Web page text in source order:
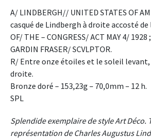
A/ LINDBERGH// UNITED STATES OF
casqué de Lindbergh à droite accosté de
OF/ THE – CONGRESS/ ACT MAY 4/
GARDIN FRASER/ SCVLPTOR.
R/ Entre onze étoiles et le soleil
droite.
Bronze doré – 153,23g – 70,0mm – 12 h.
SPL
Splendide exemplaire de style Art Déco.
représentation de Charles Augustus